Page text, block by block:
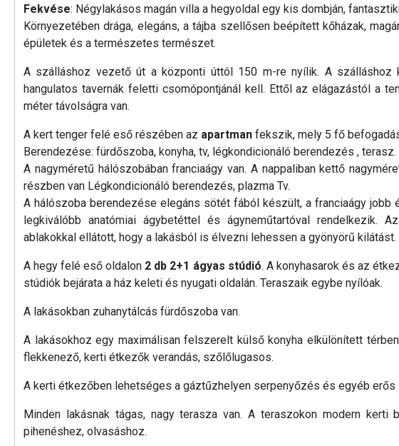
Fekvése: Négylakásos magán villa a hegyoldal egy kis dombján,
Környezetében drága, elegáns, a tájba szellősen beépített kőházak,
épületek és a természetes természet.
A szálláshoz vezető út a központi úttól 150 m-re nyílik. A szálláshoz
hangulatos tavernák feletti csomópontjánál kell. Ettől az elágazástól a
méter távolságra van.
A kert tenger felé eső részében az apartman fekszik, mely 5 fő
Berendezése: fürdőszoba, konyha, tv, légkondicionáló berendezés , terasz.
A nagyméretű hálószobában franciaágy van. A nappaliban kettő
részben van Légkondicionáló berendezés, plazma Tv.
A hálószoba berendezése elegáns sötét fából készült, a franciaágy
legkiválóbb anatómiai ágybetéttel és ágyneműtartóval rendelkezik.
ablakokkal ellátott, hogy a lakásból is élvezni lehessen a gyönyörű kilátást.
A hegy felé eső oldalon 2 db 2+1 ágyas stúdió. A konyhasarok és az
stúdiók bejárata a ház keleti és nyugati oldalán. Teraszaik egybe nyílóak.
A lakásokban zuhanytálcás fürdőszoba van.
A lakásokhoz egy maximálisan felszerelt külső konyha elkülönített
flekkenező, kerti étkezők verandás, szőlőlugasos.
A kerti étkezőben lehetséges a gáztűzhelyen serpenyőzés és egyéb
Minden lakásnak tágas, nagy terasza van. A teraszokon modern kerti
pihenéshez, olvasáshoz.